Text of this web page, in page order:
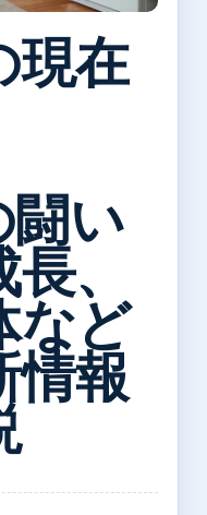
現在
闘い
、
など
情報